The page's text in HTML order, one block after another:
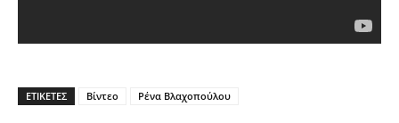
ΕΤΙΚΕΤΕΣ Βίντεο Ρένα Βλαχοπούλου